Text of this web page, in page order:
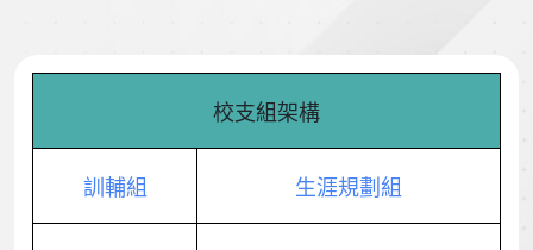
校支組架構
訓輔組 生涯規劃組